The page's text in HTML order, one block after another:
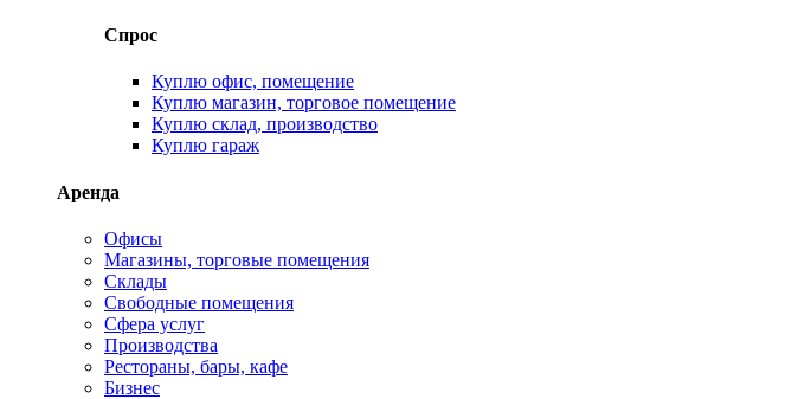
Спрос
Куплю офис, помещение
Куплю магазин, торговое помещение
Куплю склад, производство
Куплю гараж
Аренда
Офисы
Магазины, торговые помещения
Склады
Свободные помещения
Сфера услуг
Производства
Рестораны, бары, кафе
Бизнес